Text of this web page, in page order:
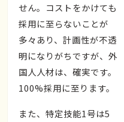
せん。コストをかけても
採用に至らないことが
多々あり、計画性が不透
明になりがちですが、外
国人人材は、確実です。
100%採用に至ります。
また、特定技能1号は5